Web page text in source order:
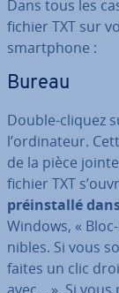
Dans tous les
fichier TXT sur
smart­phone :
Bureau
Double-cliquez
l’or­di­na­teur.
de la pièce
fichier TXT
préins­tallé
Windows, «
nibles. Si vous
faites un clic